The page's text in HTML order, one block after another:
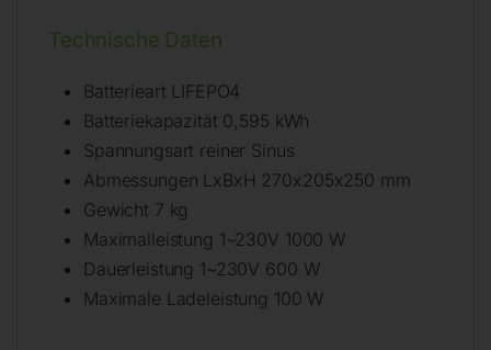
Technische Daten
Batterieart LIFEPO4
Batteriekapazität 0,595 kWh
Spannungsart reiner Sinus
Abmessungen LxBxH 270x205x250 mm
Gewicht 7 kg
Maximalleistung 1~230V 1000 W
Dauerleistung 1~230V 600 W
Maximale Ladeleistung 100 W